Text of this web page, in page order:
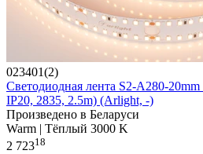
023401(2)
Светодиодная лента S2-A280-
IP20, 2835, 2.5m) (Arlight, -)
Произведено в Беларуси
Warm | Тёплый 3000 K
2 72318